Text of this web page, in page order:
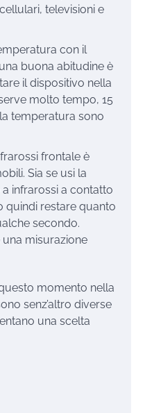
televisioni e
con il
buona abitudine è
il dispositivo nella
molto tempo, 15
temperatura sono
frontale è
Sia se usi la
infrarossi a contatto
quindi restare quanto
secondo.
misurazione
momento nella
senz’altro diverse
una scelta